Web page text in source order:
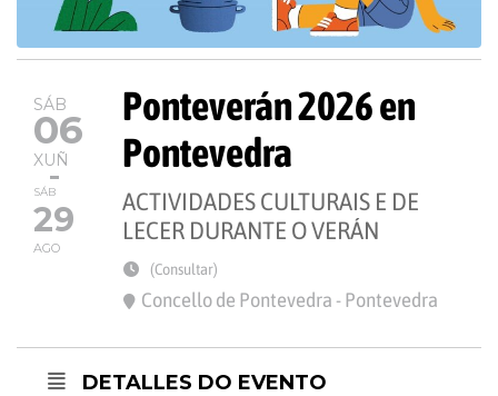
SÁB
06
XUÑ
SÁB
29
AGO
Ponteverán 2026 en
Pontevedra
ACTIVIDADES CULTURAIS E DE
LECER DURANTE O VERÁN
(Consultar)
Concello de Pontevedra - Pontevedra
DETALLES DO EVENTO